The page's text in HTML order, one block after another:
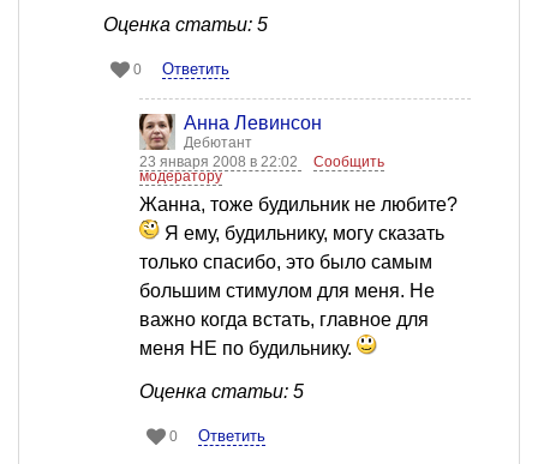
Оценка статьи: 5
0 Ответить
Анна Левинсон
Дебютант
23 января 2008 в 22:02
Сообщить
модератору
Жанна, тоже будильник не любите?
Я ему, будильнику, могу сказать
только спасибо, это было самым
большим стимулом для меня. Не
важно когда встать, главное для
меня НЕ по будильнику.
Оценка статьи: 5
0 Ответить